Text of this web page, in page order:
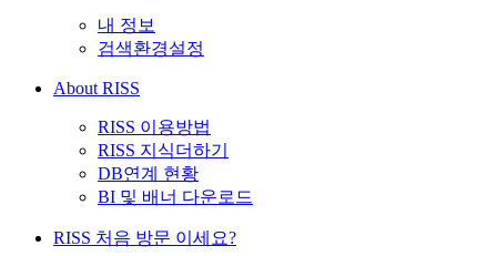
내 정보
검색환경설정
About RISS
RISS 이용방법
RISS 지식더하기
DB연계 현황
BI 및 배너 다운로드
RISS 처음 방문 이세요?